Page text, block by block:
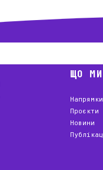
ЩО
Проєкти
Новини